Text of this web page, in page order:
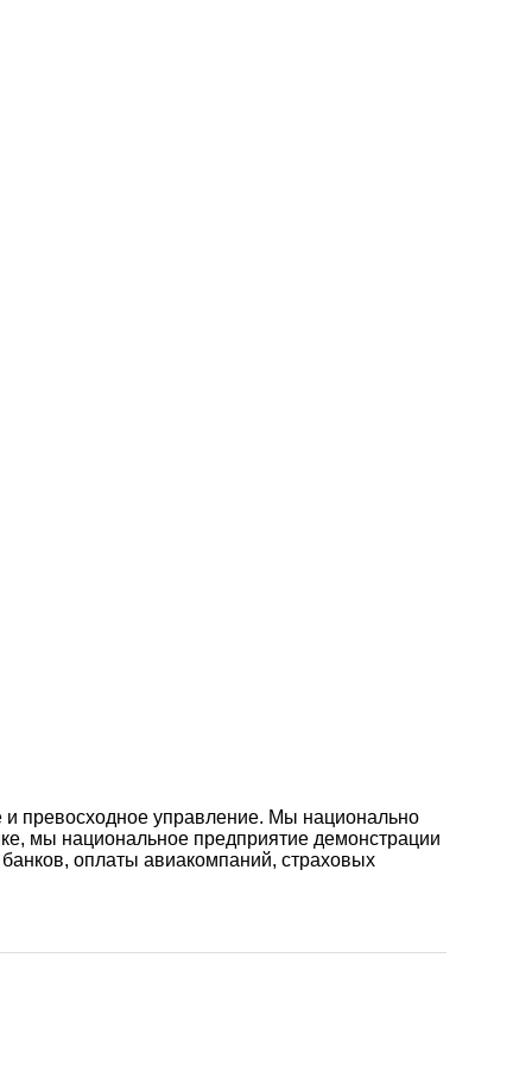
превосходное управление. Мы национально
мы национальное предприятие демонстрации
банков, оплаты авиакомпаний, страховых